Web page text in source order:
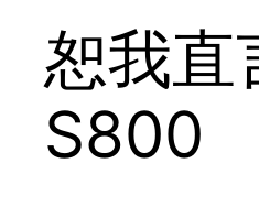
恕我直
S800